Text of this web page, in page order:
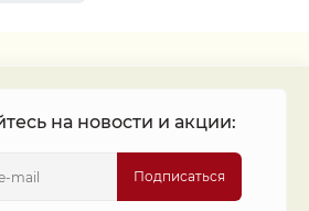
на новости и акции:
Подписаться